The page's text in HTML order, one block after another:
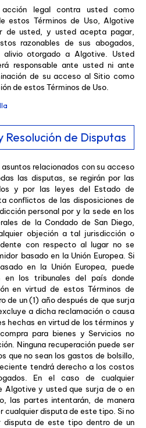
legal contra usted como
estos Términos de Uso, Algotive
de usted, y usted acepta pagar,
razonables de sus abogados,
alivio otorgado a Algotive. Usted
responsable ante usted ni ante
de su acceso al Sitio como
de estos Términos de Uso.
Resolución de Disputas
relacionados con su acceso
las disputas, se regirán por las
y por las leyes del Estado de
conflictos de las disposiciones de
personal por y la sede en los
de la Condado de San Diego,
objeción a tal jurisdicción o
con respecto al lugar no se
basado en la Unión Europea. Si
en la Unión Europea, puede
en los tribunales del país donde
en virtud de estos Términos de
de un (1) año después de que surja
a dicha reclamación o causa
hechas en virtud de los términos y
para bienes y Servicios no
Ninguna recuperación puede ser
que no sean los gastos de bolsillo,
tendrá derecho a los costos
En el caso de cualquier
Algotive y usted que surja de o en
las partes intentarán, de manera
cualquier disputa de este tipo. Si no
disputa de este tipo dentro de un